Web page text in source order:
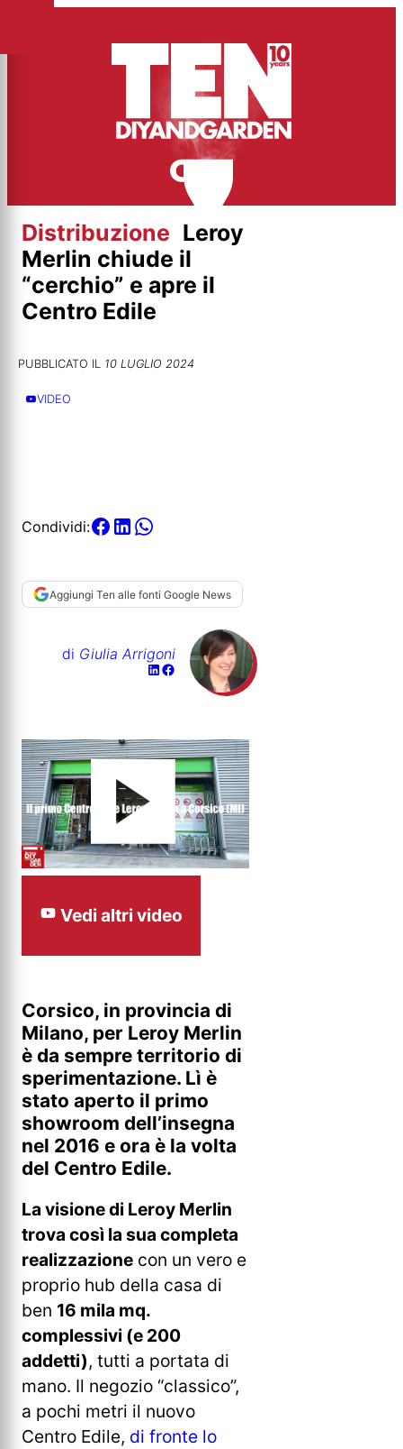
contenuto
Distribuzione Leroy
Merlin chiude il
“cerchio” e apre il
Centro Edile
PUBBLICATO IL 10 LUGLIO 2024
VIDEO
Condividi:
Aggiungi Ten alle fonti Google News
di Giulia Arrigoni
Vedi altri video
Corsico, in provincia di
Milano, per Leroy Merlin
è da sempre territorio di
sperimentazione. Lì è
stato aperto il primo
showroom dell’insegna
nel 2016 e ora è la volta
del Centro Edile.
La visione di Leroy Merlin
trova così la sua completa
realizzazione con un vero e
proprio hub della casa di
ben 16 mila mq.
complessivi (e 200
addetti), tutti a portata di
mano. Il negozio “classico”,
a pochi metri il nuovo
Centro Edile, di fronte lo